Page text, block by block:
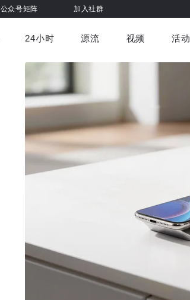
公众号矩阵 加入社群
车与出行 商业消费
24小时 源流 视频 活